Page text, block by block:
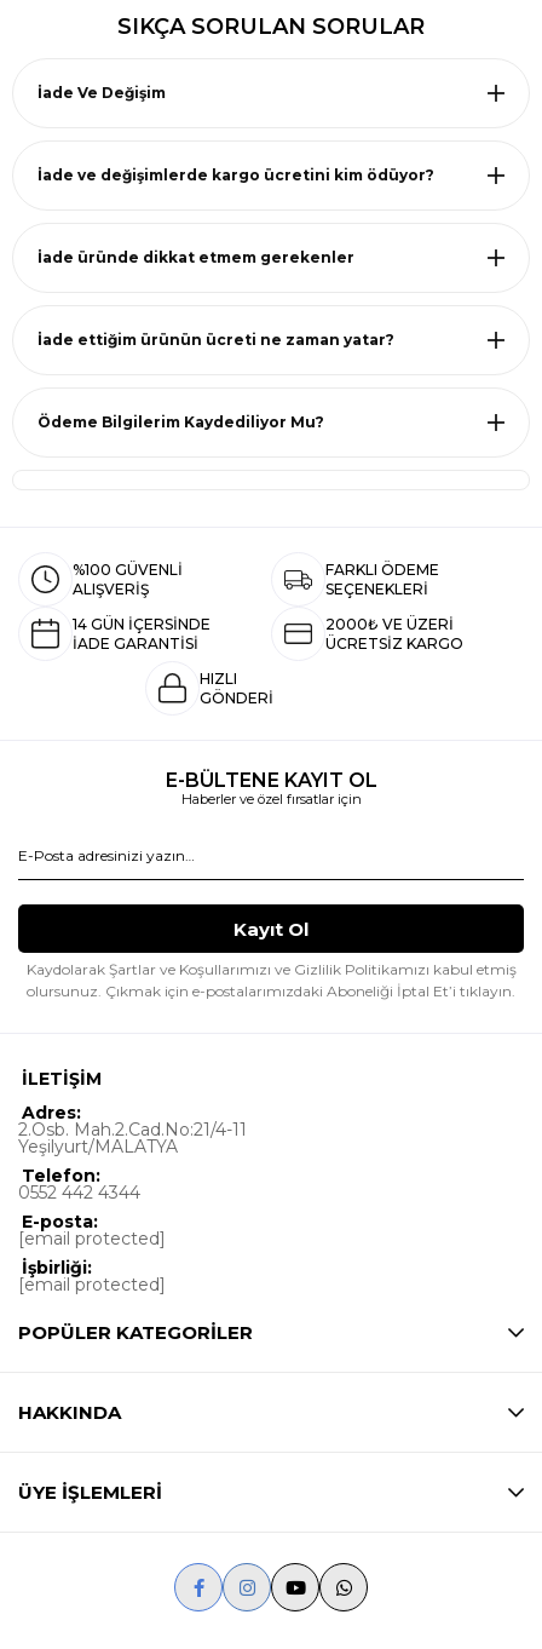
SIKÇA SORULAN SORULAR
İade Ve Değişim
İade ve değişimlerde kargo ücretini kim ödüyor?
İade üründe dikkat etmem gerekenler
İade ettiğim ürünün ücreti ne zaman yatar?
Ödeme Bilgilerim Kaydediliyor Mu?
%100 GÜVENLİ
ALIŞVERİŞ
FARKLI ÖDEME
SEÇENEKLERİ
14 GÜN İÇERSİNDE
İADE GARANTİSİ
2000₺ VE ÜZERİ
ÜCRETSİZ KARGO
HIZLI
GÖNDERİ
E-BÜLTENE KAYIT OL
Haberler ve özel fırsatlar için
Kaydolarak Şartlar ve Koşullarımızı ve Gizlilik Politikamızı kabul etmiş
olursunuz. Çıkmak için e-postalarımızdaki Aboneliği İptal Et’i tıklayın.
İLETİŞİM
Adres:
2.Osb. Mah.2.Cad.No:21/4-11
Yeşilyurt/MALATYA
Telefon:
0552 442 4344
E-posta:
[email protected]
İşbirliği:
[email protected]
POPÜLER KATEGORİLER
HAKKINDA
ÜYE İŞLEMLERİ